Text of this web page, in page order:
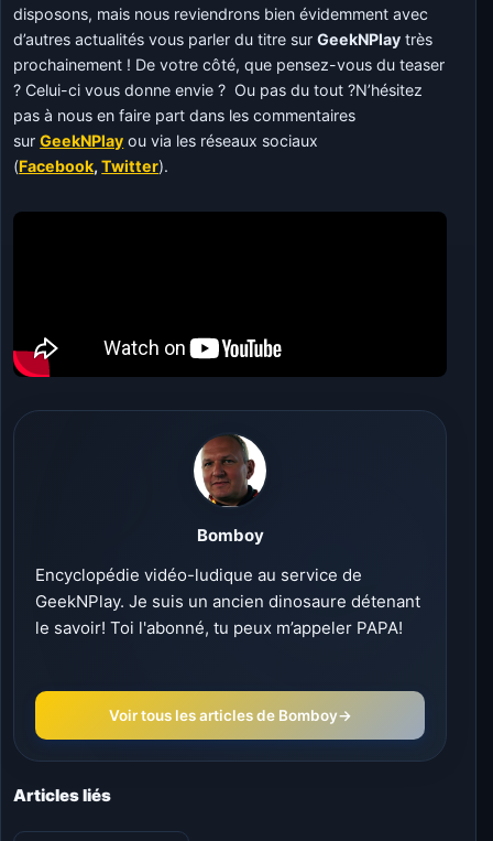
disposons, mais nous reviendrons bien évidemment avec
d’autres actualités vous parler du titre surGeekNPlay très
prochainement ! De votre côté, que pensez-vous du teaser
? Celui-ci vous donne envie ? Ou pas du tout ?N’hésitez
pas à nous en faire part dans les commentaires
surGeekNPlay ou via les réseaux sociaux
(Facebook,Twitter).
Bomboy
Encyclopédie vidéo-ludique au service de
GeekNPlay. Je suis un ancien dinosaure détenant
le savoir! Toi l'abonné, tu peux m’appeler PAPA!
Voir tous les articles de Bomboy→
Articles liés